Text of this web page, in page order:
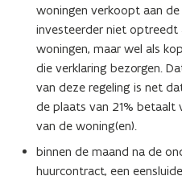
woningen verkoopt aan
investeerder niet optreedt
woningen, maar wel als
die verklaring bezorgen.
van deze regeling is net
de plaats van 21%
van de woning(en).
binnen de maand na de
huurcontract, een